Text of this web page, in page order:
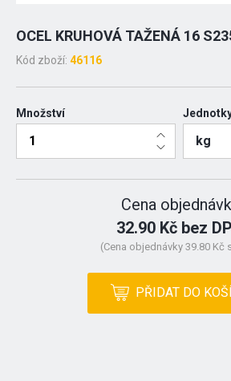
OCEL KRUHOVÁ TAŽENÁ 16
Kód zboží: 46116
Množství
kg
Cena
32.90 Kč bez
(Cena objednávky 39.80 Kč
PŘIDAT DO